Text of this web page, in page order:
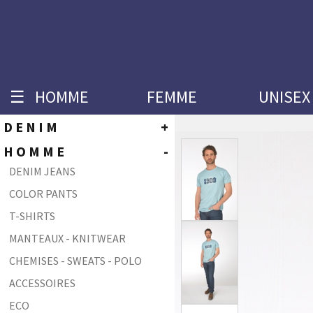
☰ HOMME FEMME UNISEX
DENIM +
HOMME
LC104 - SKINNY FIT
LC108 - TAPERED FIT
LC110 - SLIM FIT
LC112 - STRAIGHT FIT
LC134 - BOOTCUT FIT
FEMME
HOMME -
DENIM JEANS
COLOR PANTS
T-SHIRTS
MANTEAUX - KNITWEAR
CHEMISES - SWEATS - POLO
ACCESSOIRES
ECO